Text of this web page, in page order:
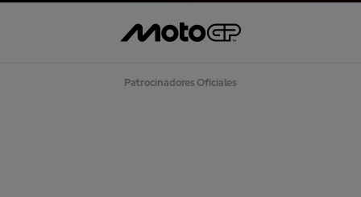
Patrocinadores Oficiales